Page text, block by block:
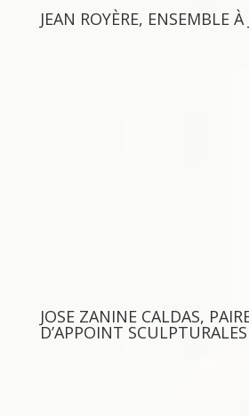
JEAN ROYÈRE, ENSEMBLE À
JOSE ZANINE CALDAS,
D’APPOINT SCULPTURALES